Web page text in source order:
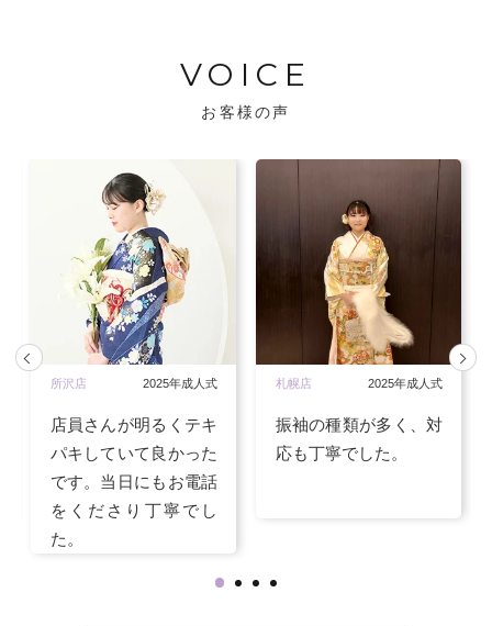
VOICE
お客様の声
所沢店 2025年成人式
店員さんが明るくテキ
パキしていて良かった
です。当日にもお電話
をくださり丁寧でし
た。
札幌店 2025年成人式
振袖の種類が多く、対
応も丁寧でした。